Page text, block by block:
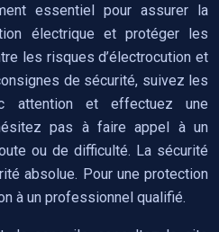
essentiel pour assurer la
électrique et protéger les
les risques d’électrocution et
de sécurité, suivez les
attention et effectuez une
pas à faire appel à un
ou de difficulté. La sécurité
absolue. Pour une protection
à un professionnel qualifié.